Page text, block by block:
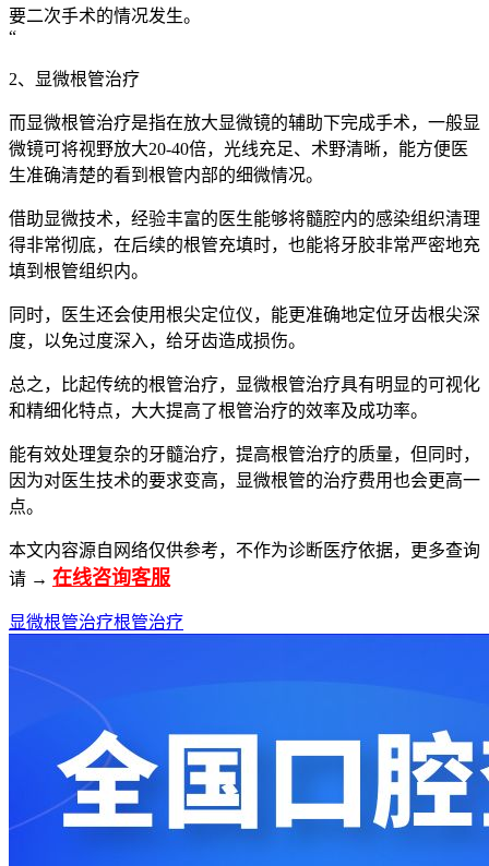
要二次手术的情况发生。
“
2、显微根管治疗
而显微根管治疗是指在放大显微镜的辅助下完成手术，一般显
微镜可将视野放大20-40倍，光线充足、术野清晰，能方便医
生准确清楚的看到根管内部的细微情况。
借助显微技术，经验丰富的医生能够将髓腔内的感染组织清理
得非常彻底，在后续的根管充填时，也能将牙胶非常严密地充
填到根管组织内。
同时，医生还会使用根尖定位仪，能更准确地定位牙齿根尖深
度，以免过度深入，给牙齿造成损伤。
总之，比起传统的根管治疗，显微根管治疗具有明显的可视化
和精细化特点，大大提高了根管治疗的效率及成功率。
能有效处理复杂的牙髓治疗，提高根管治疗的质量，但同时，
因为对医生技术的要求变高，显微根管的治疗费用也会更高一
点。
本文内容源自网络仅供参考，不作为诊断医疗依据，更多查询
请 → 在线咨询客服
显微根管治疗根管治疗